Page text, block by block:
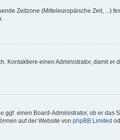
Zeitzone (Mitteleuropäische Zeit, ...)
Kontaktiere einen Administrator, damit er
einen Board-Administrator, ob er das
auf der Website von phpBB Limited